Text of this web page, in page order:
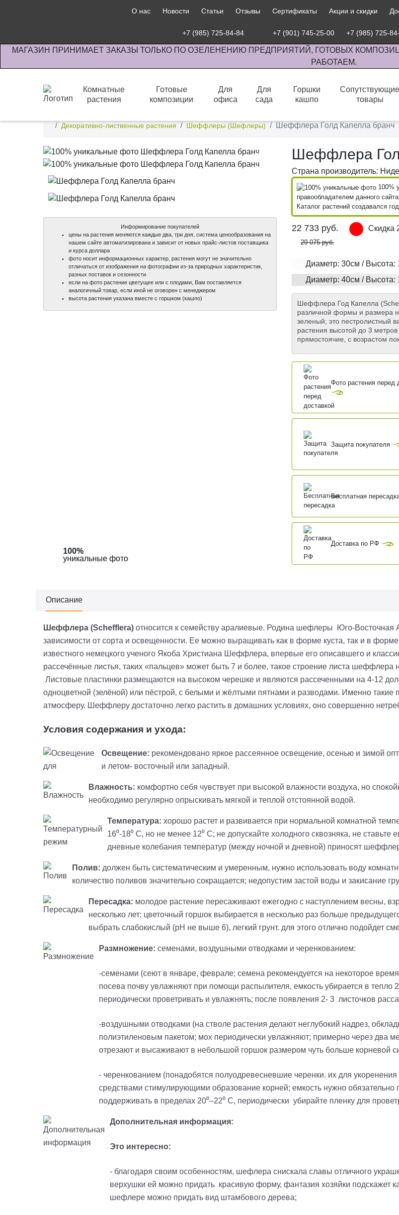
О нас Новости Статьи Отзывы Сертификаты Акции и скидки
+7 (985) 725-84-84 +7 (901) 745-25-00 +7 (985) 725-
МАГАЗИН ПРИНИМАЕТ ЗАКАЗЫ ТОЛЬКО ПО ОЗЕЛЕНЕНИЮ ПРЕДПРИЯТИЙ, ГОТОВЫХ
РАБОТАЕМ.
Комнатные
растения
Готовые
композиции
Для
офиса
Для
сада
Горшки
кашпо
Сопутствующие
товары
Декоративно-лиственные растения
Шеффлеры (Шефлеры) Шеффлера Голд Капелла бранч
100%
уникальные фото
100%
уникальные фото
Информирование покупателей
цены на растения меняются каждые два, три дня, система ценообразования на
нашем сайте автоматизирована и зависит от новых прайс-листов поставщика
и курса доллара
фото носит информационных характер, растения могут не значительно
отличаться от изображения на фотографии из-за природных характеристик,
разных поставок и сезонности
если на фото растение цветущее или с плодами, Вам поставляется
аналогичный товар, если иной не оговорен с менеджером
высота растения указана вместе с горшком (кашпо)
Шеффлера
Страна производитель:
100%
правообладателем данного
Каталог растений создавался
22 733 руб. Скидка
29 075 руб.
Диаметр: 30см / Высота:
Диаметр: 40см / Высота:
Шеффлера Год Капелла
различной формы и размера
зеленый; это пестролистный
растения высотой до 3
прямостоячие, с возрастом
Фото растения перед
Защита покупателя
Бесплатная
Доставка по РФ
Описание
Шеффлера (Schefflera) относится к семейству аралиевые. Родина шефлеры Юго-Восточная
зависимости от сор­та и освещенности. Ее мож­но выращивать как в форме куста, так и в
известного немецкого ученого Якоба Христиана Шеффлера, впервые его описавшего и
рассечённые листья, таких «пальцев» может быть 7 и более, такое строение листа
Листовые пластинки размещаются на высоком черешке и являются рассеченными на 4-12
одноцветной (зелёной) или пёстрой, с белыми и жёлтыми пятнами и разводами. Именно
атмосферу. Шеффлеру достаточно легко растить в домашних условиях, оно совершенно
Условия содержания и ухода:
Освещение: рекомендовано яркое рассеянное освещение, осенью и зимой
и летом- восточный или западный.
Влажность: комфортно себя чувствует при высокой влажности воздуха, но
необходимо регулярно опрыскивать мягкой и теплой отстоянной водой.
Температура: хорошо растет и развивается при нормальной комнатной
16⁰-18⁰ С, но не менее 12⁰ С; не допускайте холодного сквозняка, не
дневные колебания температур (между ночной и дневной) приносят
Полив: должен быть систематическим и умеренным, нужно использовать воду
количество поливов значительно сокращается; недопустим застой воды и закисание
Пересадка: молодое растение пересаживают ежегодно с наступлением весны,
несколько лет; цветочный горшок выбирается в несколько раз больше
выбрать слабокислый (рН не выше 6), легкий грунт. для этого отлично подойдет
Размножение: семенами, воздушными отводками и черенкованием:
-cеменами (сеют в январе, феврале; семена рекомендуется на некоторое
посева почву увлажняют при помощи распылителя, емкость убирается в тепло
периодически проветривать и увлажнять; после появления 2- 3 листочков
-воздушными отводками (на стволе растения делают неглубокий надрез,
полиэтиленовым пакетом; мох периодически увлажняют; примерно через два
отрезают и высаживают в небольшой горшок размером чуть больше корневой
- черенкованием (понадобятся полуодревесневшие черенки. их для
средствами стимулирующими образование корней; емкость нужно обязательно
поддерживать в пределах 20⁰–22⁰ С, периодически убирайте пленку для
Дополнительная информация:
Это интересно:
- благодаря своим особенностям, шефлера снискала славы отличного
верхушки ей можно придать красивую форму, фантазия хозяйки подскажет
шефлере можно придать вид штамбового дерева;